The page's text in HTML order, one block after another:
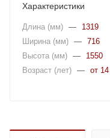
Характеристики
Длина (мм) —
1319
Ширина (мм) — 716
Высота (мм) —
1550
Возраст (лет) — от 14